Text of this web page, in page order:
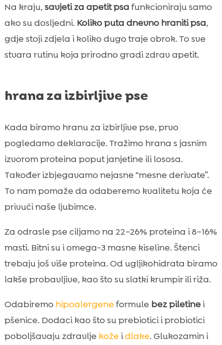
Na kraju, savjeti za apetit psa funkcioniraju samo
ako su dosljedni. Koliko puta dnevno hraniti psa,
gdje stoji zdjela i koliko dugo traje obrok. To sve
stvara rutinu koja prirodno gradi zdrav apetit.
hrana za izbirljive pse
Kada biramo hranu za izbirljive pse, prvo
pogledamo deklaracije. Tražimo hrana s jasnim
izvorom proteina poput janjetine ili lososa.
Također izbjegavamo nejasne “mesne derivate”.
To nam pomaže da odaberemo kvalitetu koja će
privući naše ljubimce.
Za odrasle pse ciljamo na 22–26% proteina i 8–16%
masti. Bitni su i omega-3 masne kiseline. Štenci
trebaju još više proteina. Od ugljikohidrata biramo
lakše probavljive, kao što su slatki krumpir ili riža.
Odabiremo hipoalergene formule bez piletinei
pšenice. Dodaci kao što su prebiotici i probiotici
poboljšavaju zdravlje kože idlake. Glukozamin i